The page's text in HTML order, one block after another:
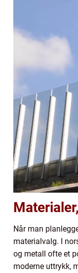
Når man
materialvalg. I
og metall ofte et
moderne uttrykk,